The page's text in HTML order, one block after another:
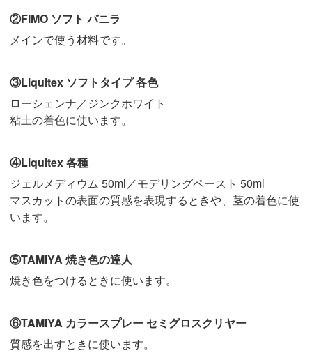
②FIMO ソフト バニラ
メインで使う材料です。
③Liquitex ソフトタイプ 各色
ローシェンナ／ジンクホワイト
粘土の着色に使います。
④Liquitex 各種
ジェルメディウム 50ml／モデリングペースト 50ml
マスカットの表面の質感を表現するときや、茎の着色に使
います。
⑤TAMIYA 焼き色の達人
焼き色をつけるときに使います。
⑥TAMIYA カラースプレー セミグロスクリヤー
質感を出すときに使います。